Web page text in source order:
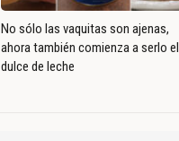
No sólo las vaquitas son ajenas,
ahora también comienza a serlo el
dulce de leche